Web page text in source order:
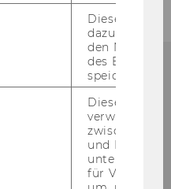
and
Dieser
dazu
den
des
speichern.
Dieses
verwendet,
zwischen
und Bots zu
für Vimeo